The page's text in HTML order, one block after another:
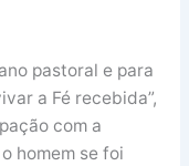
pastoral e para
a Fé recebida”,
com a
homem se foi